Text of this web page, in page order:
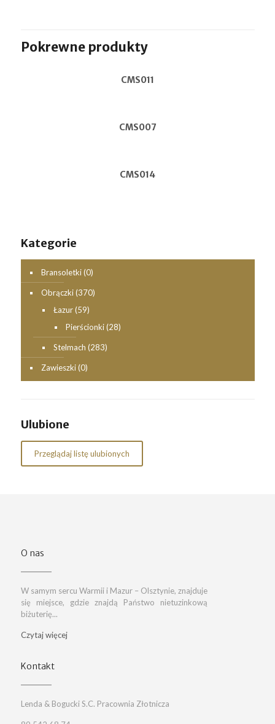
Pokrewne produkty
CMS011
CMS007
CMS014
Kategorie
Bransoletki (0)
Obrączki (370)
Łazur (59)
Pierścionki (28)
Stelmach (283)
Zawieszki (0)
Ulubione
Przeglądaj listę ulubionych
O nas
W samym sercu Warmii i Mazur – Olsztynie, znajduje
się miejsce, gdzie znajdą Państwo nietuzinkową
biżuterię...
Czytaj więcej
Kontakt
Lenda & Bogucki S.C. Pracownia Złotnicza